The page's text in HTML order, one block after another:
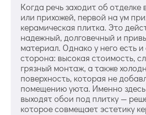
Когда речь заходит об отделке
или прихожей, первой на ум
керамическая плитка. Это
надежный, долговечный и
материал. Однако у него есть
сторона: высокая стоимость,
грязный монтаж, а также
поверхность, которая не
помещению уюта. Именно
выходят обои под плитку —
которое совмещает эстетику